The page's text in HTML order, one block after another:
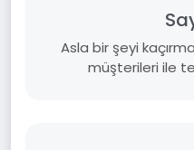
Asla bir şeyi
müşterileri ile